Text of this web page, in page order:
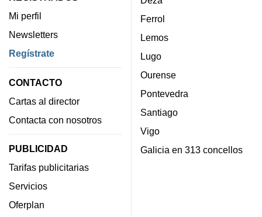
Mi perfil
Newsletters
Regístrate
CONTACTO
Cartas al director
Contacta con nosotros
PUBLICIDAD
Tarifas publicitarias
Servicios
Oferplan
Ferrol
Lemos
Lugo
Ourense
Pontevedra
Santiago
Vigo
Galicia en 313 concellos